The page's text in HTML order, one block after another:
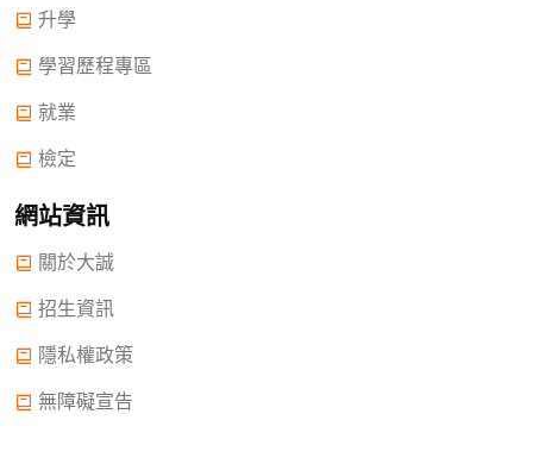
升學
學習歷程專區
就業
檢定
網站資訊
關於大誠
招生資訊
隱私權政策
無障礙宣告